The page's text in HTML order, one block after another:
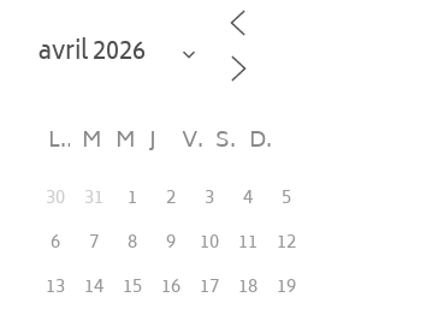
L M MJ V S D
30 31 1 2 3 4
5
6
7 8 9 10 11
12
13
14 15 16 17 18
19